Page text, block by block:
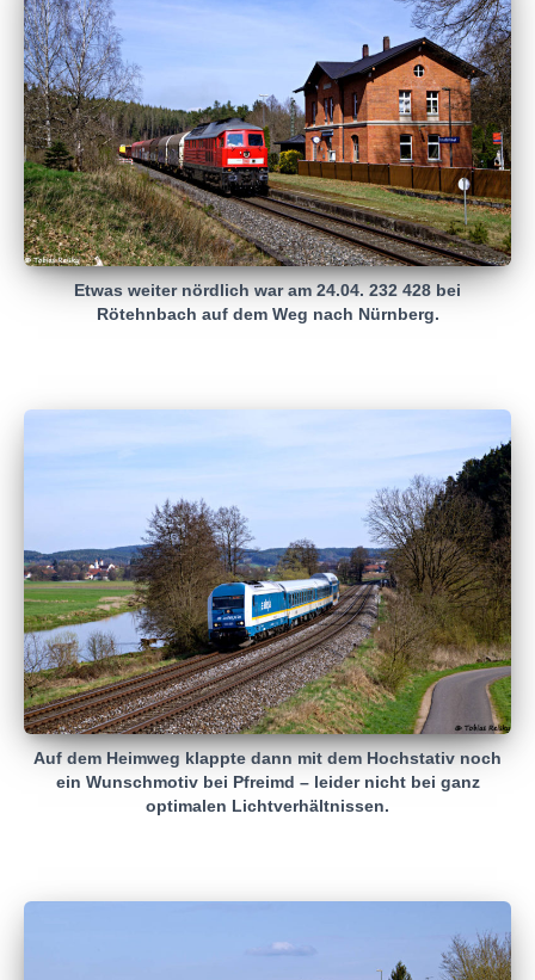
Etwas weiter nördlich war am 24.04. 232 428 bei
Rötehnbach auf dem Weg nach Nürnberg.
Auf dem Heimweg klappte dann mit dem Hochstativ noch
ein Wunschmotiv bei Pfreimd – leider nicht bei ganz
optimalen Lichtverhältnissen.